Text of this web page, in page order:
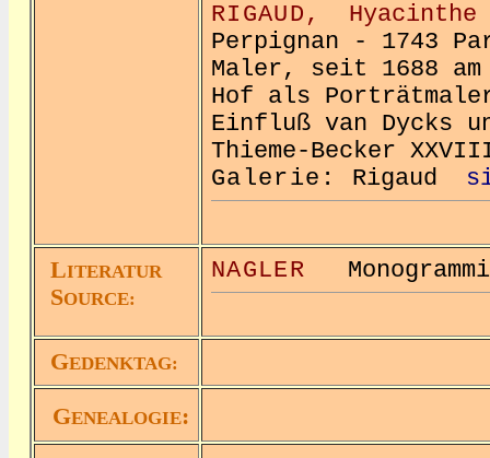
RIGAUD,
Perpignan - 1743
Maler, seit 1688
Hof als
Einfluß van Dycks
Thieme-Becker
Galerie: Rigaud
LITERATUR
SOURCE:
NAGLER
GEDENKTAG:
GENEALOGIE: